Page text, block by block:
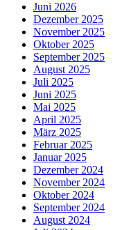
Juni 2026
Dezember 2025
November 2025
Oktober 2025
September 2025
August 2025
Juli 2025
Juni 2025
Mai 2025
April 2025
März 2025
Februar 2025
Januar 2025
Dezember 2024
November 2024
Oktober 2024
September 2024
August 2024